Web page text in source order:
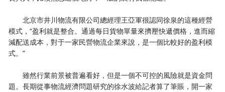
北京市井川物流有限公司總經理王亞軍很認同徐泉的這種經營
模式，“盈利就是整合。通過每日貨物單量來擠壓快遞價格，進而縮
減配送成本，對于一家民營物流企業來說，是一個比較好的盈利模
式。”
雖然行業前景被普遍看好，但是一個不可控的風險就是資金問
題。長期從事物流經濟問題研究的徐水波給記者算了筆賬，開一家